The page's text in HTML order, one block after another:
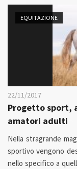
EQUITAZIONE
22/11/2017
Progetto sport,
amatori adulti
Nella stragrande
sportivo vengono
nello specifico a